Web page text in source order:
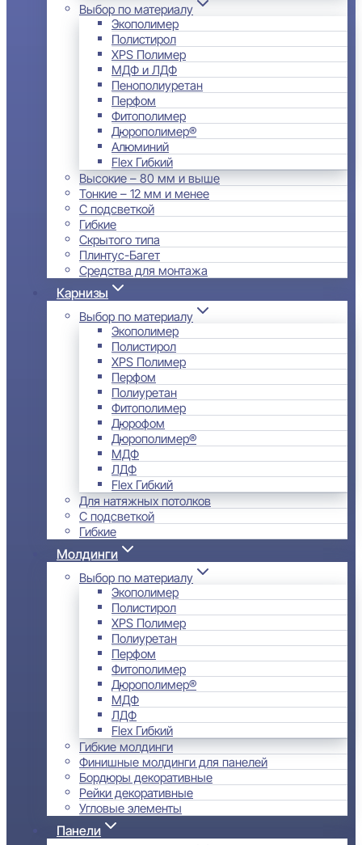
Выбор по материалу
Экополимер
Полистирол
XPS Полимер
МДФ и ЛДФ
Пенополиуретан
Перфом
Фитополимер
Дюрополимер®
Алюминий
Flex Гибкий
Высокие – 80 мм и выше
Тонкие – 12 мм и менее
С подсветкой
Гибкие
Скрытого типа
Плинтус-Багет
Средства для монтажа
Карнизы
Выбор по материалу
Экополимер
Полистирол
XPS Полимер
Перфом
Полиуретан
Фитополимер
Дюрофом
Дюрополимер®
МДФ
ЛДФ
Flex Гибкий
Для натяжных потолков
С подсветкой
Гибкие
Молдинги
Выбор по материалу
Экополимер
Полистирол
XPS Полимер
Полиуретан
Перфом
Фитополимер
Дюрополимер®
МДФ
ЛДФ
Flex Гибкий
Гибкие молдинги
Финишные молдинги для панелей
Бордюры декоративные
Рейки декоративные
Угловые элементы
Панели